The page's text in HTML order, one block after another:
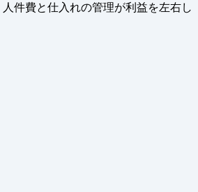
件費と仕入れの管理が利益を左右し